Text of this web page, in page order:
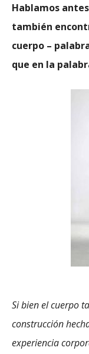
Hablamos
también
cuerpo –
que en la
Si bien el cuerpo
construcción
experiencia